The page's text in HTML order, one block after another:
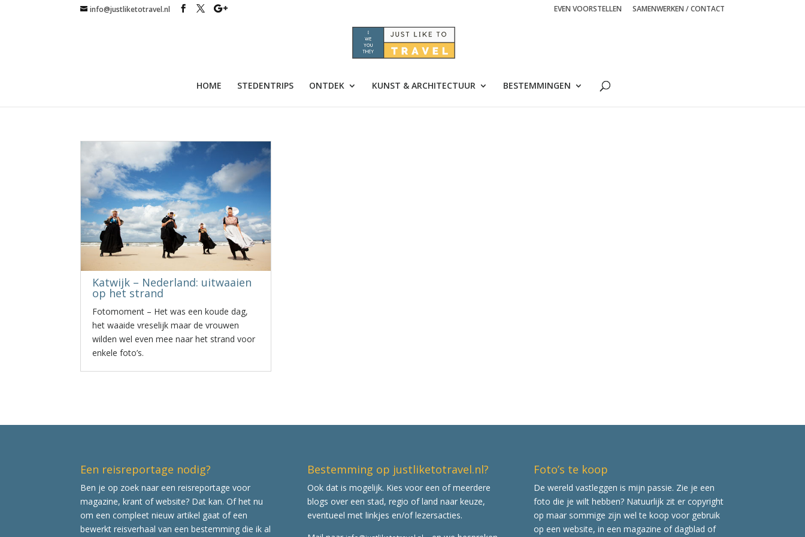
info@justliketotravel.nl EVEN VOORSTELLEN SAMENWERKEN / CONTACT
HOME STEDENTRIPS ONTDEK KUNST & ARCHITECTUUR BESTEMMINGEN
Katwijk – Nederland: uitwaaien
op het strand
Fotomoment – Het was een koude dag,
het waaide vreselijk maar de vrouwen
wilden wel even mee naar het strand voor
enkele foto’s.
Een reisreportage nodig?
Ben je op zoek naar een reisreportage voor
magazine, krant of website? Dat kan. Of het nu
om een compleet nieuw artikel gaat of een
bewerkt reisverhaal van een bestemming die ik al
Bestemming op justliketotravel.nl?
Ook dat is mogelijk. Kies voor een of meerdere
blogs over een stad, regio of land naar keuze,
eventueel met linkjes en/of lezersacties.
Foto’s te koop
De wereld vastleggen is mijn passie. Zie je een
foto die je wilt hebben? Natuurlijk zit er copyright
op maar sommige zijn wel te koop voor gebruik
op een website, in een magazine of dagblad of